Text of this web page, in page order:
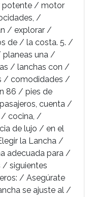
potente / motor
/
/ explorar /
de / la costa. 5. /
una /
/ lanchas con /
/ comodidades /
86 / pies de
cuenta /
/ cocina, /
de lujo / en el
la Lancha /
adecuada para /
/ siguientes
/ Asegúrate
se ajuste al /